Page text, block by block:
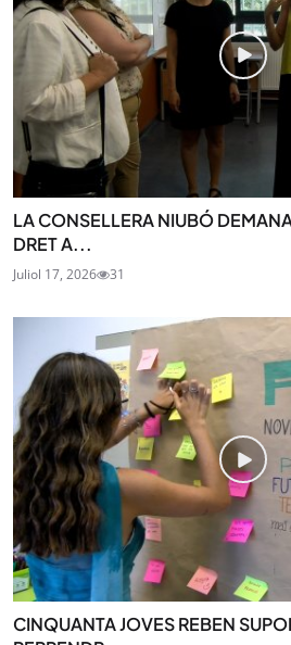
LA CONSELLERA NIUBÓ
DRET A...
Juliol 17, 2026 31
CINQUANTA JOVES REBEN